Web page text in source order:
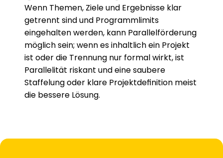
Wenn Themen, Ziele und Ergebnisse klar
getrennt sind und Programmlimits
eingehalten werden, kann Parallelförderung
möglich sein; wenn es inhaltlich ein Projekt
ist oder die Trennung nur formal wirkt, ist
Parallelität riskant und eine saubere
Staffelung oder klare Projektdefinition meist
die bessere Lösung.